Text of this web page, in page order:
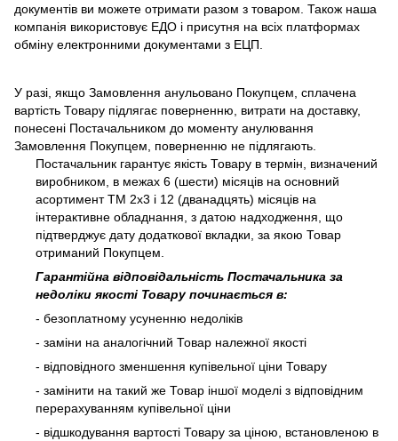
документів ви можете отримати разом з товаром. Також наша
компанія використовує ЕДО і присутня на всіх платформах
обміну електронними документами з ЕЦП.
У разі, якщо Замовлення анульовано Покупцем, сплачена
вартість Товару підлягає поверненню, витрати на доставку,
понесені Постачальником до моменту анулювання
Замовлення Покупцем, поверненню не підлягають.
Постачальник гарантує якість Товару в термін, визначений
виробником, в межах 6 (шести) місяців на основний
асортимент ТМ 2х3 і 12 (дванадцять) місяців на
інтерактивне обладнання, з датою надходження, що
підтверджує дату додаткової вкладки, за якою Товар
отриманий Покупцем.
Гарантійна відповідальність Постачальника за
недоліки якості Товару починається в:
- безоплатному усуненню недоліків
- заміни на аналогічний Товар належної якості
- відповідного зменшення купівельної ціни Товару
- замінити на такий же Товар іншої моделі з відповідним
перерахуванням купівельної ціни
- відшкодування вартості Товару за ціною, встановленою в